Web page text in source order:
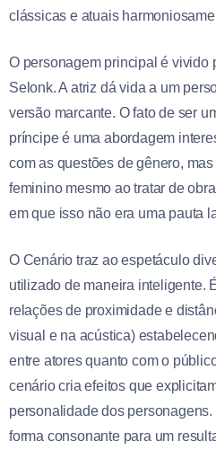
clássicas e atuais
O personagem principal é vivido
Selonk. A atriz dá vida a um
versão marcante. O fato de ser
príncipe é uma abordagem
com as questões de gênero,
feminino mesmo ao tratar de
em que isso não era uma pauta
O Cenário traz ao espetáculo
utilizado de maneira inteligente.
relações de proximidade e
visual e na acústica)
entre atores quanto com o
cenário cria efeitos que
personalidade dos
forma consonante para um